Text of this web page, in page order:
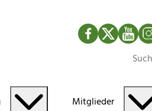
Facebook
Twitter
Mitglieder